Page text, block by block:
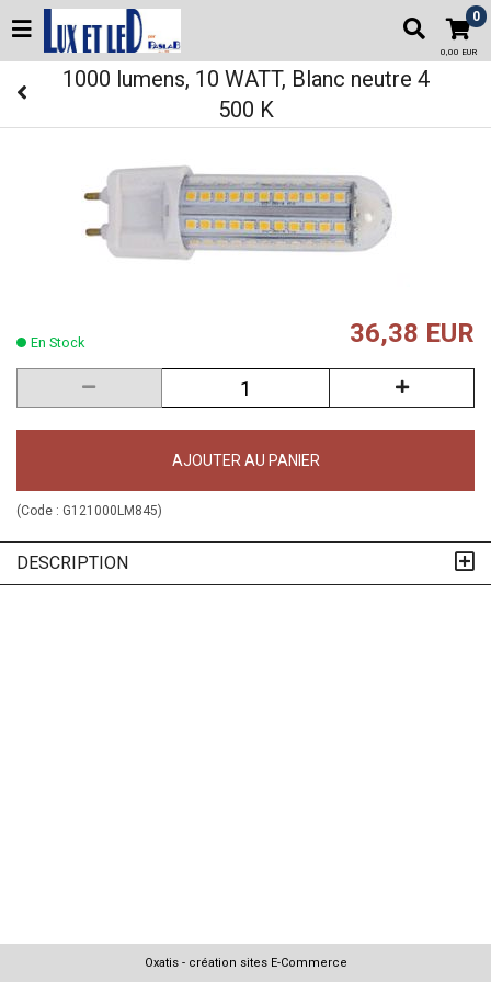
0
0,00 EUR
1000 lumens, 10 WATT, Blanc neutre 4
500 K
En Stock 36,38 EUR
AJOUTER AU PANIER
(Code : G121000LM845)
DESCRIPTION
Oxatis - création sites E-Commerce